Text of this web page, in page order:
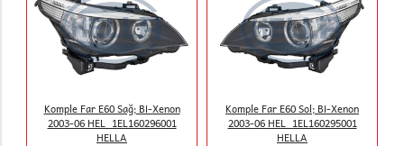
Komple Far E60 Sağ; Bi-Xenon
2003-06 HEL_1EL160296001
HELLA
Komple Far E60 Sol; Bi-Xenon
2003-06 HEL_1EL160295001
HELLA